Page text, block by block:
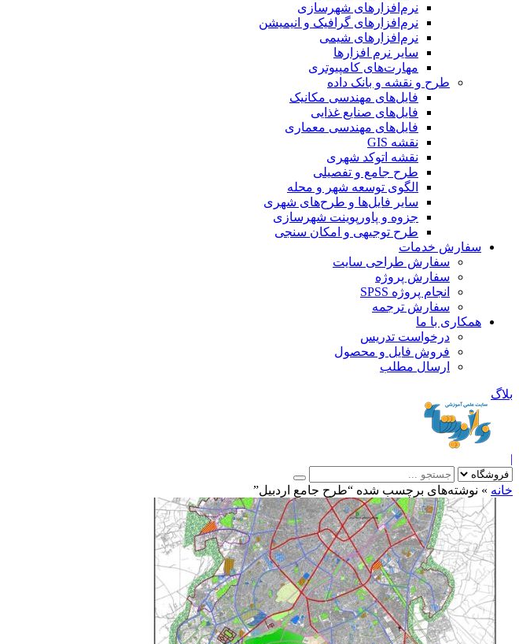
نرم‌افزارهای شهرسازی
نرم‌افزارهای گرافیک و انیمیشن
نرم‌افزارهای شیمی
سایر نرم افزارها
مهارت‌های کامپیوتری
طرح و نقشه و بانک داده
فایل‌های مهندسی مکانیک
فایل‌های صنایع غذایی
فایل‌های مهندسی معماری
نقشه GIS
نقشه اتوکد شهری
طرح جامع و تفصیلی
الگوی توسعه شهر و محله
سایر فایل‌ها و طرح‌های شهری
جزوه و پاورپوینت شهرسازی
طرح توجیهی و امکان سنجی
سفارش خدمات
سفارش طراحی سایت
سفارش پروژه
انجام پروژه SPSS
سفارش ترجمه
همکاری با ما
درخواست تدریس
فروش فایل و محصول
ارسال مطلب
بلاگ
|
خانه » نوشته‌های برچسب شده “طرح جامع اردبیل”